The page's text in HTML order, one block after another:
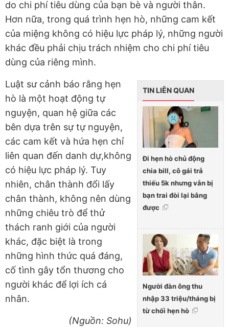
do chi phí tiêu dùng của bạn bè và người thân.
Hơn nữa, trong quá trình hẹn hò, những cam kết
của miệng không có hiệu lực pháp lý, những người
khác đều phải chịu trách nhiệm cho chi phí tiêu
dùng của riêng mình.
TIN LIÊN QUAN
Đi hẹn hò chủ động
chia bill, cô gái trả
thiếu 5k nhưng vẫn bị
bạn trai đòi lại bằng
được
Người đàn ông thu
nhập 33 triệu/tháng bị
từ chối hẹn hò
Luật sư cảnh báo rằng hẹn
hò là một hoạt động tự
nguyện, quan hệ giữa các
bên dựa trên sự tự nguyện,
các cam kết và hứa hẹn chỉ
liên quan đến danh dự,không
có hiệu lực pháp lý. Tuy
nhiên, chân thành đổi lấy
chân thành, không nên dùng
những chiêu trò để thử
thách ranh giới của người
khác, đặc biệt là trong
những hình thức quá đáng,
cố tình gây tổn thương cho
người khác để lợi ích cá
nhân.
(Nguồn: Sohu)